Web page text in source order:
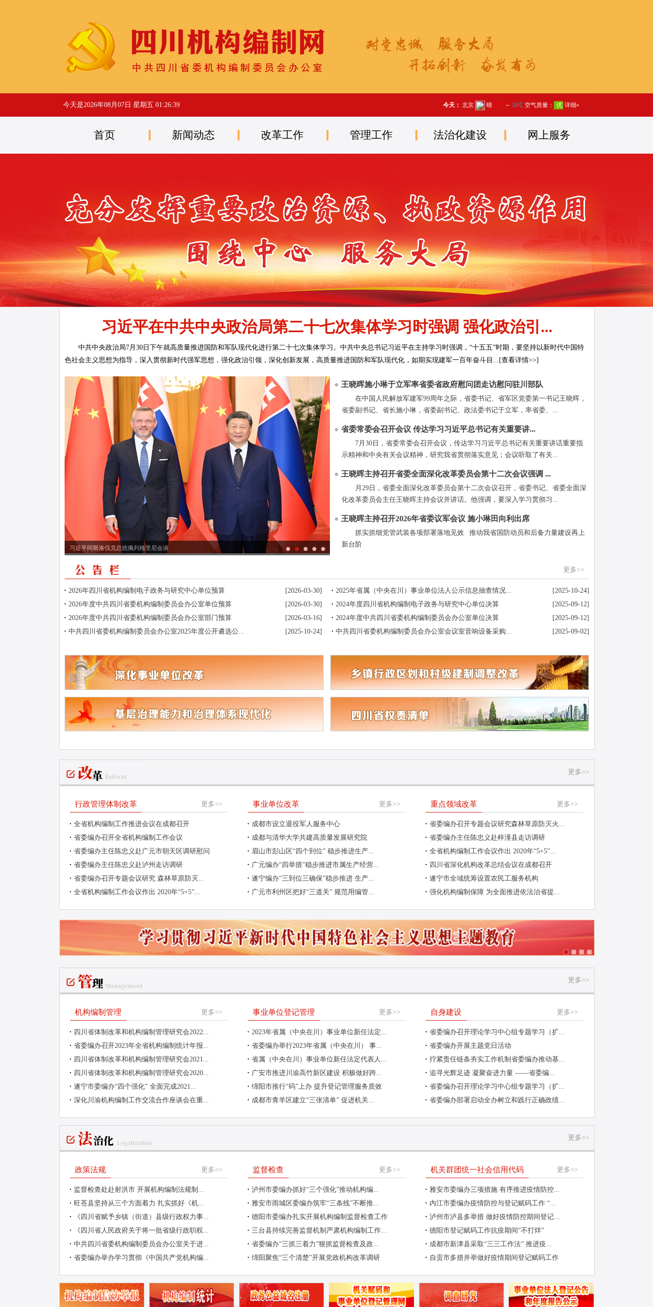
今天是2026年08月07日 星期五 01:26:40
首页 新闻动态 改革工作 管理工作 法治化建设 网上服务
习近平在中共中央政治局第二十七次集体学习时强调 强化政治引...
中共中央政治局7月30日下午就高质量推进国防和军队现代化进行第二十七次集体学习。中共中央总书记习近平在主持学习时强调，“十五五”时期，要坚持以新时代中国特
色社会主义思想为指导，深入贯彻新时代强军思想，强化政治引领，深化创新发展，高质量推进国防和军队现代化，如期实现建军一百年奋斗目...[查看详情>>]
习近平同斯洛伐克总统佩列格里尼会谈
王晓晖施小琳于立军率省委省政府慰问团走访慰问驻川部队
在中国人民解放军建军99周年之际，省委书记、省军区党委第一书记王晓晖，
省委副书记、省长施小琳，省委副书记、政法委书记于立军，率省委、...
省委常委会召开会议 传达学习习近平总书记有关重要讲...
7月30日，省委常委会召开会议，传达学习习近平总书记有关重要讲话重要指
示精神和中央有关会议精神，研究我省贯彻落实意见；会议听取了有关...
王晓晖主持召开省委全面深化改革委员会第十二次会议强调 ...
月29日，省委全面深化改革委员会第十二次会议召开，省委书记、省委全面深
化改革委员会主任王晓晖主持会议并讲话。他强调，要深入学习贯彻习...
王晓晖主持召开2026年省委议军会议 施小琳田向利出席
抓实抓细党管武装各项部署落地见效 推动我省国防动员和后备力量建设再上
新台阶
更多>>
2026年四川省机构编制电子政务与研究中心单位预算
[2026-03-30]
2026年度中共四川省委机构编制委员会办公室单位预算
[2026-03-30]
2026年度中共四川省委机构编制委员会办公室部门预算
[2026-03-16]
中共四川省委机构编制委员会办公室2025年度公开遴选公...
[2025-10-24]
2025年省属（中央在川）事业单位法人公示信息抽查情况...
[2025-10-24]
2024年度四川省机构编制电子政务与研究中心单位决算
[2025-09-12]
2024年度中共四川省委机构编制委员会办公室单位决算
[2025-09-12]
中共四川省委机构编制委员会办公室会议室音响设备采购...
[2025-09-02]
更多>>
行政管理体制改革 更多>>
全省机构编制工作推进会议在成都召开
省委编办召开全省机构编制工作会议
省委编办主任陈忠义赴广元市朝天区调研慰问
省委编办主任陈忠义赴泸州走访调研
省委编办召开专题会议研究 森林草原防灭...
全省机构编制工作会议作出 2020年“5+5”...
事业单位改革 更多>>
成都市设立退役军人服务中心
成都与清华大学共建高质量发展研究院
眉山市彭山区“四个到位” 稳步推进生产...
广元编办“四举措”稳步推进市属生产经营...
遂宁编办“三到位三确保”稳步推进 生产...
广元市利州区把好“三道关” 规范用编管...
重点领域改革 更多>>
省委编办召开专题会议研究森林草原防灭火...
省委编办主任陈忠义赴梓潼县走访调研
全省机构编制工作会议作出 2020年“5+5”...
四川省深化机构改革总结会议在成都召开
遂宁市全域统筹设置农民工服务机构
强化机构编制保障 为全面推进依法治省提...
更多>>
机构编制管理 更多>>
四川省体制改革和机构编制管理研究会2022...
省委编办召开2023年全省机构编制统计年报...
四川省体制改革和机构编制管理研究会2021...
四川省体制改革和机构编制管理研究会2020...
遂宁市委编办“四个强化” 全面完成2021...
深化川渝机构编制工作交流合作座谈会在重...
事业单位登记管理 更多>>
2023年省属（中央在川）事业单位新任法定...
省委编办举行2023年省属（中央在川） 事...
省属（中央在川）事业单位新任法定代表人...
广安市推进川渝高竹新区建设 积极做好跨...
绵阳市推行“码”上办 提升登记管理服务质效
成都市青羊区建立“三张清单” 促进机关...
自身建设 更多>>
省委编办召开理论学习中心组专题学习（扩...
省委编办开展主题党日活动
拧紧责任链条夯实工作机制省委编办推动基...
追寻光辉足迹 凝聚奋进力量 ——省委编...
省委编办召开理论学习中心组专题学习（扩...
省委编办部署启动全办树立和践行正确政绩...
更多>>
政策法规 更多>>
监督检查处赴射洪市 开展机构编制法规制...
旺苍县坚持从三个方面着力 扎实抓好《机...
《四川省赋予乡镇（街道）县级行政权力事...
《四川省人民政府关于将一批省级行政职权...
中共四川省委机构编制委员会办公室关于进...
省委编办举办学习贯彻《中国共产党机构编...
监督检查 更多>>
泸州市委编办抓好“三个强化”推动机构编...
雅安市雨城区委编办筑牢“三条线”不断推...
德阳市委编办扎实开展机构编制监督检查工作
三台县持续完善监督机制严肃机构编制工作...
省委编办“三抓三着力”狠抓监督检查及政...
绵阳聚焦“三个清楚”开展党政机构改革调研
机关群团统一社会信用代码 更多>>
雅安市委编办三项措施 有序推进疫情防控...
内江市委编办疫情防控与登记赋码工作 “...
泸州市泸县多举措 做好疫情防控期间登记...
德阳市登记赋码工作抗疫期间“不打烊”
成都市新津县采取“三三工作法” 推进疫...
自贡市多措并举做好疫情期间登记赋码工作